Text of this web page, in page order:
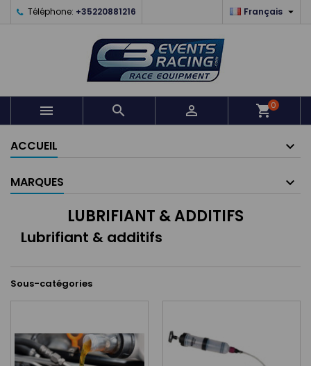
Téléphone: +35220881216 Français 
   shopping_cart0
ACCUEIL
MARQUES
LUBRIFIANT & ADDITIFS
Lubrifiant & additifs
Sous-catégories